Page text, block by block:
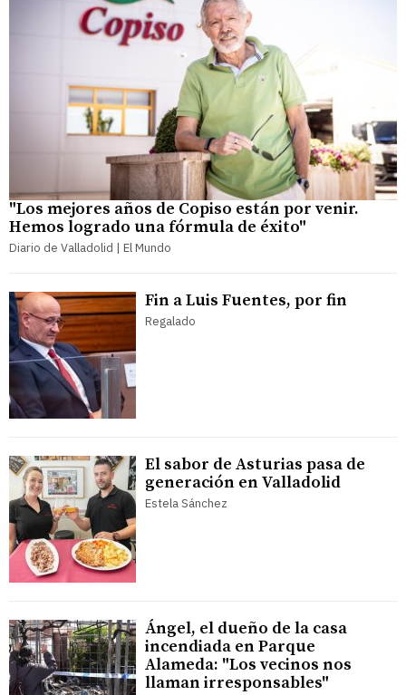
"Los mejores años de Copiso están por venir.
Hemos logrado una fórmula de éxito"
Diario de Valladolid | El Mundo
Fin a Luis Fuentes, por fin
Regalado
El sabor de Asturias pasa de
generación en Valladolid
Estela Sánchez
Ángel, el dueño de la casa
incendiada en Parque
Alameda: "Los vecinos nos
llaman irresponsables"